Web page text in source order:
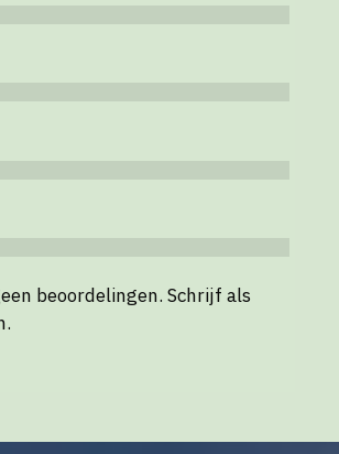
beoordelingen. Schrijf als